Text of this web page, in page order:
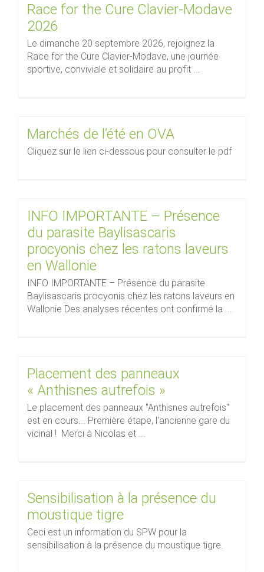
Race for the Cure Clavier-Modave
2026
Le dimanche 20 septembre 2026, rejoignez la
Race for the Cure Clavier-Modave, une journée
sportive, conviviale et solidaire au profit ...
Marchés de l’été en OVA
Cliquez sur le lien ci-dessous pour consulter le pdf
INFO IMPORTANTE – Présence
du parasite Baylisascaris
procyonis chez les ratons laveurs
en Wallonie
INFO IMPORTANTE – Présence du parasite
Baylisascaris procyonis chez les ratons laveurs en
Wallonie Des analyses récentes ont confirmé la ...
Placement des panneaux
« Anthisnes autrefois »
Le placement des panneaux "Anthisnes autrefois"
est en cours... Première étape, l'ancienne gare du
vicinal ! Merci à Nicolas et ...
Sensibilisation à la présence du
moustique tigre
Ceci est un information du SPW pour la
sensibilisation à la présence du moustique tigre.